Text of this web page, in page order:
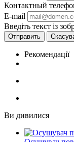
Контактный
E-mail
Введіть текст із
Рекомендації
Ви дивилися